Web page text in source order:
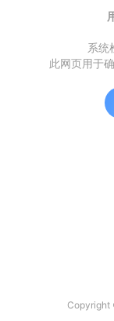
系统
此网页用于
Copyright